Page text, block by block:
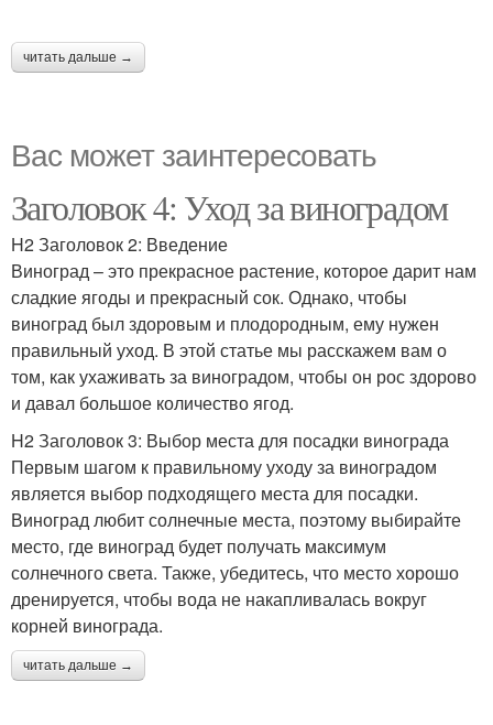
читать дальше →
Вас может заинтересовать
Заголовок 4: Уход за виноградом
H2 Заголовок 2: Введение
Виноград – это прекрасное растение, которое дарит нам
сладкие ягоды и прекрасный сок. Однако, чтобы
виноград был здоровым и плодородным, ему нужен
правильный уход. В этой статье мы расскажем вам о
том, как ухаживать за виноградом, чтобы он рос здорово
и давал большое количество ягод.
H2 Заголовок 3: Выбор места для посадки винограда
Первым шагом к правильному уходу за виноградом
является выбор подходящего места для посадки.
Виноград любит солнечные места, поэтому выбирайте
место, где виноград будет получать максимум
солнечного света. Также, убедитесь, что место хорошо
дренируется, чтобы вода не накапливалась вокруг
корней винограда.
читать дальше →